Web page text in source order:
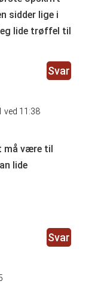
sidder lige i
lide trøffel til
Svar
ved 11:38
må være til
lide
Svar